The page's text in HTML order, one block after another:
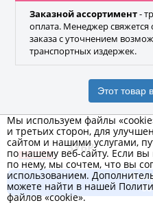
Заказной ассортимент-
оплата. Менеджер
заказа с уточнением
транспортных издержек.
Этот товар
ЗУБР
Бренд
В
Мы используем файлы
и третьих сторон, для
сайтом и нашими услугами,
по нашему веб-сайту. Если
по нему, мы сочтем, что вы
использованием.
можете найти в нашей
файлов «cookie».